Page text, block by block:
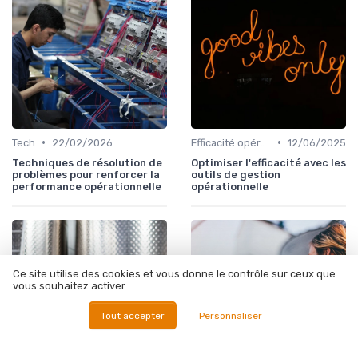
Tech •
22/02/2026
Techniques de résolution de
problèmes pour renforcer la
performance opérationnelle
• 12/06/2025
Optimiser l'efficacité avec les
outils de gestion
opérationnelle
Ce site utilise des cookies et vous donne le contrôle sur ceux que
vous souhaitez activer
Tout accepter Personnaliser